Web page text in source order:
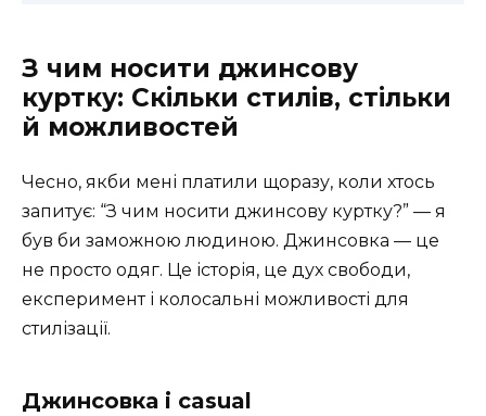
З чим носити джинсову
куртку: Скільки стилів, стільки
й можливостей
Чесно, якби мені платили щоразу, коли хтось
запитує: “З чим носити джинсову куртку?” — я
був би заможною людиною. Джинсовка — це
не просто одяг. Це історія, це дух свободи,
експеримент і колосальні можливості для
стилізації.
Джинсовка і casual